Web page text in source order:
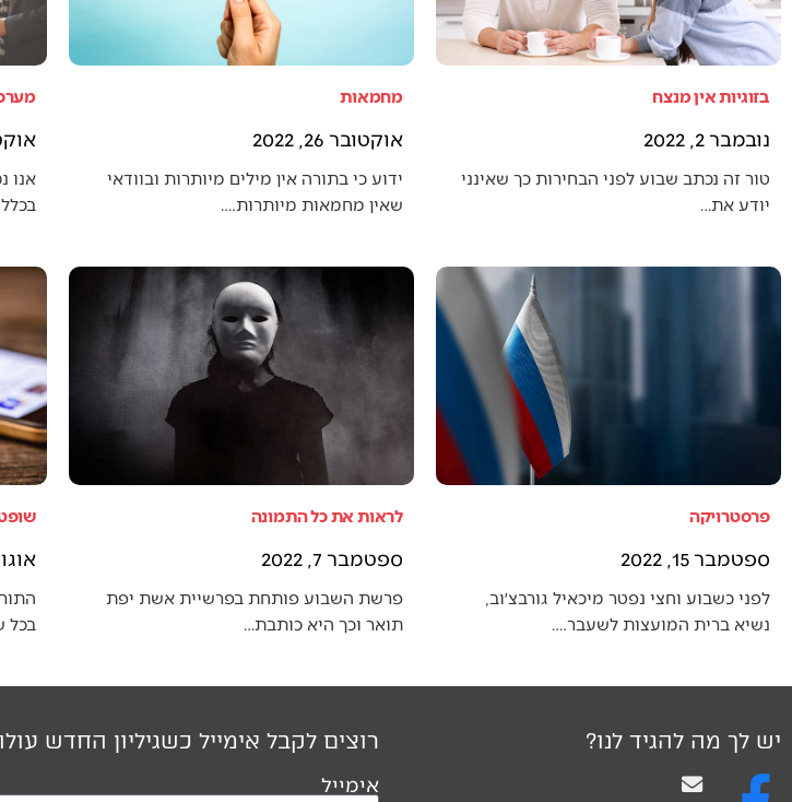
בזוגיות אין מנצח
נובמבר 2, 2022
טור זה נכתב שבוע לפני הבחירות כך שאינני
יודע את…
מחמאות
אוקטובר 26, 2022
ידוע כי בתורה אין מילים מיותרות ובוודאי
שאין מחמאות מיותרות.…
אנו
פרסטרויקה
ספטמבר 15, 2022
לפני כשבוע וחצי נפטר מיכאיל גורבצ׳וב,
נשיא ברית המועצות לשעבר.…
לראות את כל התמונה
ספטמבר 7, 2022
פרשת השבוע פותחת בפרשיית אשת יפת
תואר וכך היא כותבת…
אוגוסט
בכל
יש לך מה להגיד לנו? רוצים לקבל אימייל כשגיליון החדש
אימייל